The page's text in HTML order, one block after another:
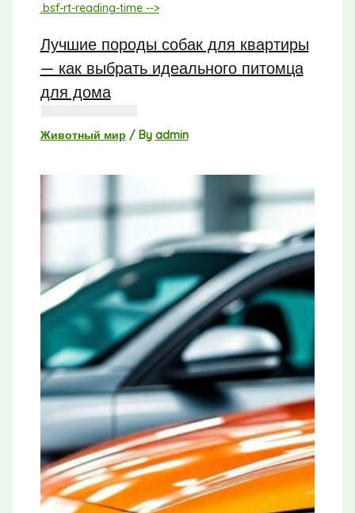
Лучшие породы собак для квартиры
— как выбрать идеального питомца
для дома
Животный мир / By admin